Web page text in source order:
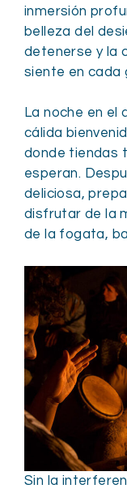
inmersión
belleza del
detenerse y la
siente en cada
La noche en el
cálida
donde tiendas
esperan.
deliciosa,
disfrutar de la
de la fogata,
Sin la